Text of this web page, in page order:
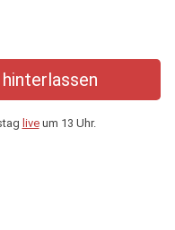
liveum 13 Uhr.